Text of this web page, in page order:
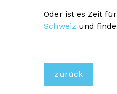
Oder ist es Zeit
Schweiz und
zurück